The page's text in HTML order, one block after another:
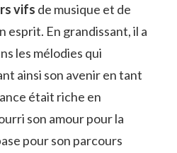
vifs de musique et de
esprit. En grandissant, il a
les mélodies qui
ainsi son avenir en tant
était riche en
son amour pour la
pour son parcours